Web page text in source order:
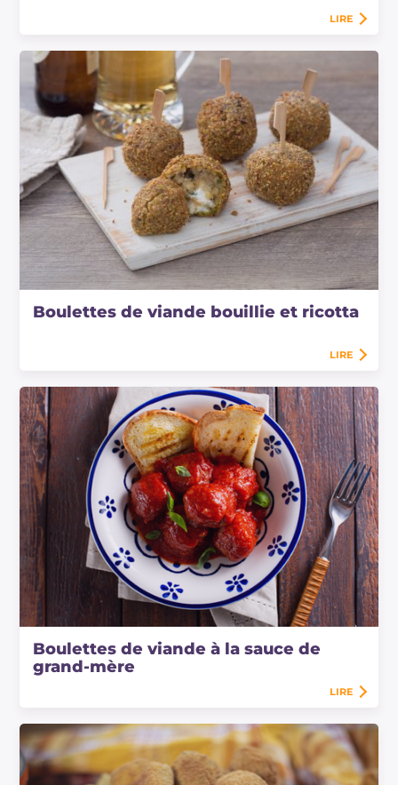
LIRE
Boulettes de viande bouillie et ricotta
LIRE
Boulettes de viande à la sauce de
grand-mère
LIRE